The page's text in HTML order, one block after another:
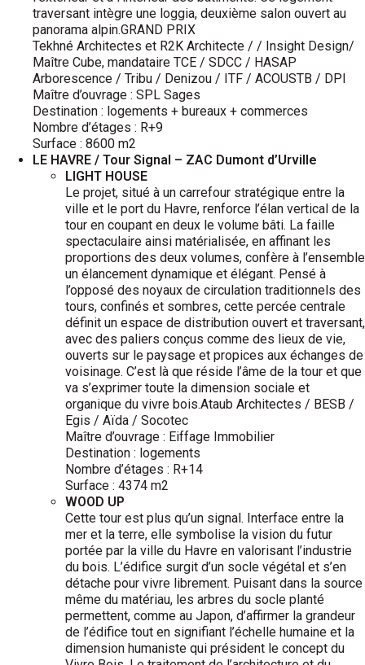
traversant intègre une loggia, deuxième salon ouvert au
panorama alpin.GRAND PRIX
Tekhné Architectes et R2K Architecte / / Insight Design/
Maître Cube, mandataire TCE / SDCC / HASAP
Arborescence / Tribu / Denizou / ITF / ACOUSTB / DPI
Maître d’ouvrage : SPL Sages
Destination : logements + bureaux + commerces
Nombre d’étages : R+9
Surface : 8600 m2
LE HAVRE / Tour Signal – ZAC Dumont d’Urville
LIGHT HOUSE
Le projet, situé à un carrefour stratégique entre la
ville et le port du Havre, renforce l’élan vertical de la
tour en coupant en deux le volume bâti. La faille
spectaculaire ainsi matérialisée, en affinant les
proportions des deux volumes, confère à l’ensemble
un élancement dynamique et élégant. Pensé à
l’opposé des noyaux de circulation traditionnels des
tours, confinés et sombres, cette percée centrale
définit un espace de distribution ouvert et traversant,
avec des paliers conçus comme des lieux de vie,
ouverts sur le paysage et propices aux échanges de
voisinage. C’est là que réside l’âme de la tour et que
va s’exprimer toute la dimension sociale et
organique du vivre bois.Ataub Architectes / BESB /
Egis / Aïda / Socotec
Maître d’ouvrage : Eiffage Immobilier
Destination : logements
Nombre d’étages : R+14
Surface : 4374 m2
WOOD UP
Cette tour est plus qu’un signal. Interface entre la
mer et la terre, elle symbolise la vision du futur
portée par la ville du Havre en valorisant l’industrie
du bois. L’édifice surgit d’un socle végétal et s’en
détache pour vivre librement. Puisant dans la source
même du matériau, les arbres du socle planté
permettent, comme au Japon, d’affirmer la grandeur
de l’édifice tout en signifiant l’échelle humaine et la
dimension humaniste qui président le concept du